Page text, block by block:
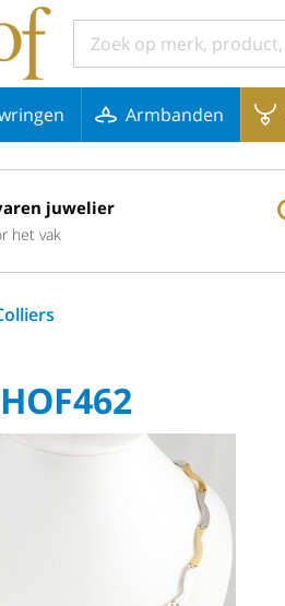
Armbanden
juwelier
het vak